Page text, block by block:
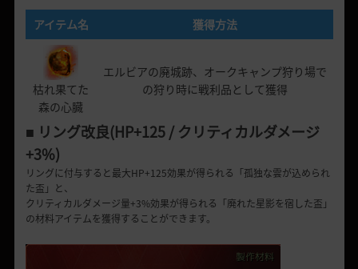
アイテム名 獲得方法
枯れ果てた
森の心臓
エルビアの廃城跡、オークキャンプ狩り場で
の狩り時に戦利品として獲得
■ リング改良(HP+125 / クリティカルダメージ
+3%)
リングに付与すると最大HP+125効果が得られる「孤独な雲が込められ
た盃」と、
クリティカルダメージ量+3%効果が得られる「廃れた星影を宿した盃」
の材料アイテムを獲得することができます。